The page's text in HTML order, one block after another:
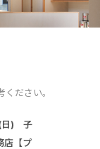
ださい。
日) 子
店【プ